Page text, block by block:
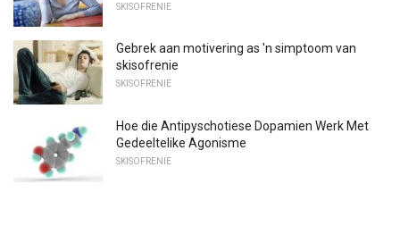
SKISOFRENIE
Gebrek aan motivering as 'n simptoom van
skisofrenie
SKISOFRENIE
Hoe die Antipyschotiese Dopamien Werk Met
Gedeeltelike Agonisme
SKISOFRENIE